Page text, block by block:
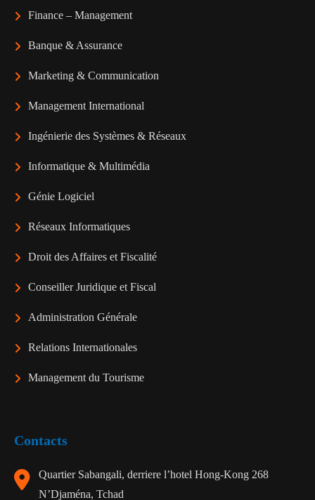
Finance – Management
Banque & Assurance
Marketing & Communication
Management International
Ingénierie des Systèmes & Réseaux
Informatique & Multimédia
Génie Logiciel
Réseaux Informatiques
Droit des Affaires et Fiscalité
Conseiller Juridique et Fiscal
Administration Générale
Relations Internationales
Management du Tourisme
Contacts
Quartier Sabangali, derriere l’hotel Hong-Kong 268
N’Djaména, Tchad